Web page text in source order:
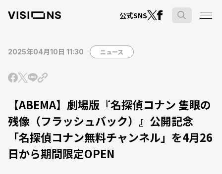
公式SNS
2025年04月10日 11:30 ニュース
【ABEMA】劇場版『名探偵コナン 隻眼の
残像（フラッシュバック）』公開記念
「名探偵コナン無料チャンネル」を4月26
日から期間限定OPEN